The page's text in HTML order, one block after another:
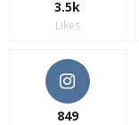
3.5k
Likes
849